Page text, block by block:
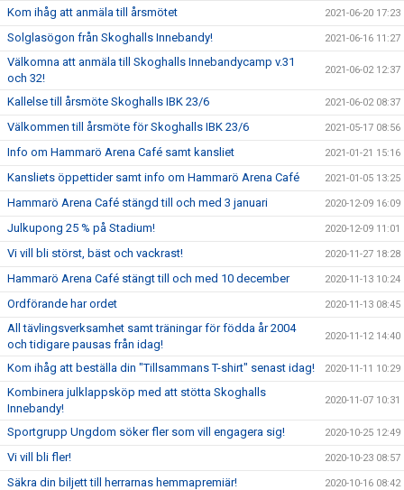
Kom ihåg att anmäla till årsmötet 2021-06-20 17:23
Solglasögon från Skoghalls Innebandy! 2021-06-16 11:27
Välkomna att anmäla till Skoghalls Innebandycamp v.31
och 32!
2021-06-02 12:37
Kallelse till årsmöte Skoghalls IBK 23/6 2021-06-02 08:37
Välkommen till årsmöte för Skoghalls IBK 23/6 2021-05-17 08:56
Info om Hammarö Arena Café samt kansliet 2021-01-21 15:16
Kansliets öppettider samt info om Hammarö Arena Café 2021-01-05 13:25
Hammarö Arena Café stängd till och med 3 januari 2020-12-09 16:09
Julkupong 25 % på Stadium! 2020-12-09 11:01
Vi vill bli störst, bäst och vackrast! 2020-11-27 18:28
Hammarö Arena Café stängt till och med 10 december 2020-11-13 10:24
Ordförande har ordet 2020-11-13 08:45
All tävlingsverksamhet samt träningar för födda år 2004
och tidigare pausas från idag!
2020-11-12 14:40
Kom ihåg att beställa din "Tillsammans T-shirt" senast idag! 2020-11-11 10:29
Kombinera julklappsköp med att stötta Skoghalls
Innebandy!
2020-11-07 10:31
Sportgrupp Ungdom söker fler som vill engagera sig! 2020-10-25 12:49
Vi vill bli fler! 2020-10-23 08:57
Säkra din biljett till herrarnas hemmapremiär! 2020-10-16 08:42